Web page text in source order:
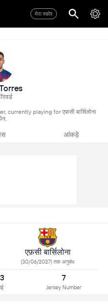
मेरा स्कोर
currently playing for एफ़सी बार्सिलोना
आंकड़े
एफ़सी बार्सिलोना
(30/06/2027) तक अनुबंध
7
Jersey Number